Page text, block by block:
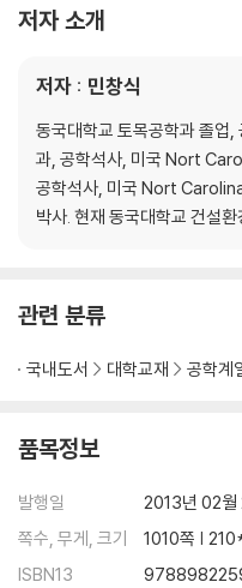
Chapter 9 기둥 - 축 방향 하
Chapter 10 2 방향 슬래브의
Chapter 11 기초판의 설계
Chapter 12 옹벽의 설계
Chapter 13 불연속 영역 및
and Strut-and-Tie Model)
Chapter 14 연속 휨부재의
저자 소개
저자 : 민창식
동국대학교 토목공학과 졸업
과, 공학석사, 미국 Nort
공학석사, 미국 Nort
박사. 현재 동국대학교 건설
관련 분류
국내도서 대학교재 공학계
품목정보
발행일
2013년 02월
쪽수, 무게, 크기
1010쪽 |
ISBN13